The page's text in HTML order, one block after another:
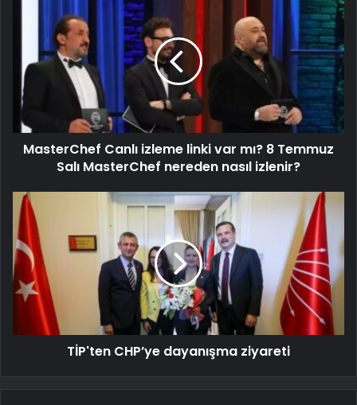
MasterChef Canlı izleme linki var mı? 8 Temmuz
Salı MasterChef nereden nasıl izlenir?
TİP'ten CHP’ye dayanışma ziyareti